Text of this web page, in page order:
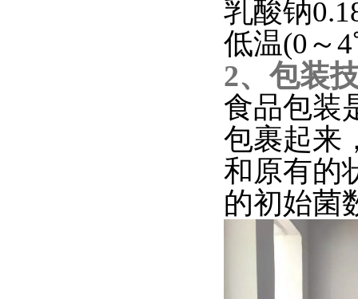
乳酸钠
低温(0～
2、包装
食品包装
包裹起来
和原有的
的初始菌